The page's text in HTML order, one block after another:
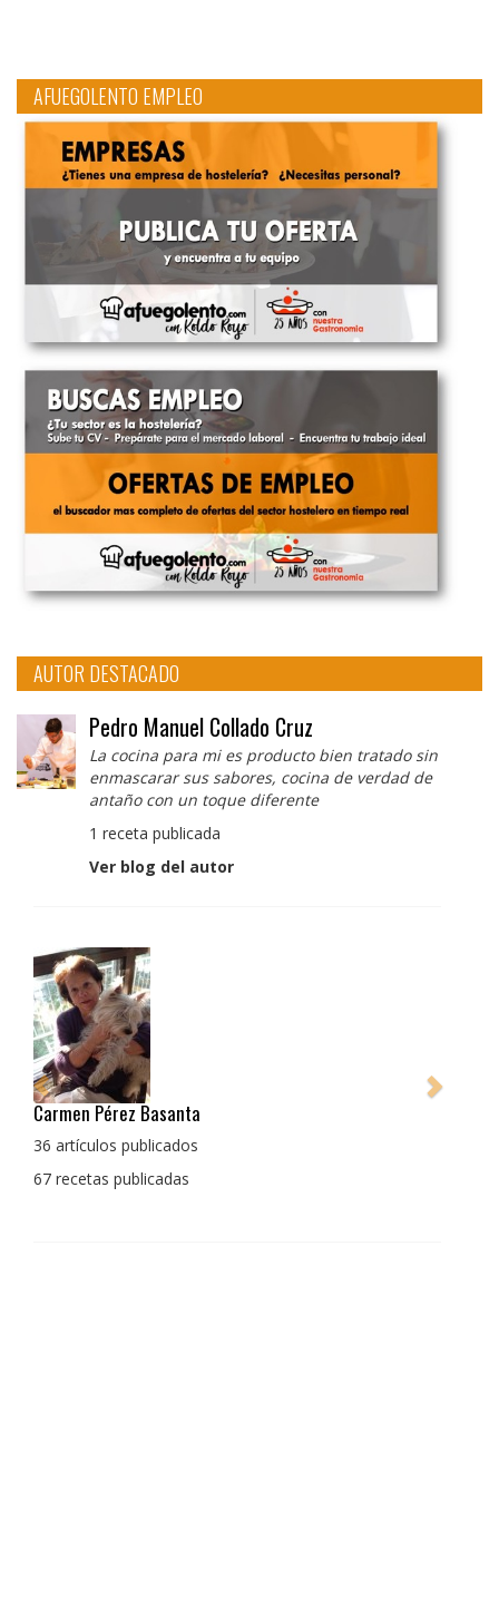
AFUEGOLENTO EMPLEO
AUTOR DESTACADO
Pedro Manuel Collado Cruz
La cocina para mi es producto bien tratado sin
enmascarar sus sabores, cocina de verdad de
antaño con un toque diferente
1 receta publicada
Ver blog del autor
Pedro Manuel Collado Cruz
La cocina para mi es producto bien tratado sin
con un toque diferente